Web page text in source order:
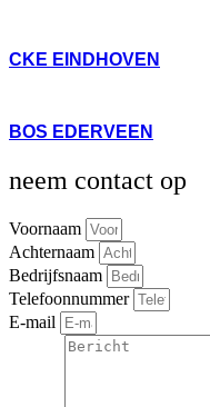
CKE EINDHOVEN
BOS EDERVEEN
neem contact op
Voornaam
Achternaam
Bedrijfsnaam
Telefoonnummer
E-mail